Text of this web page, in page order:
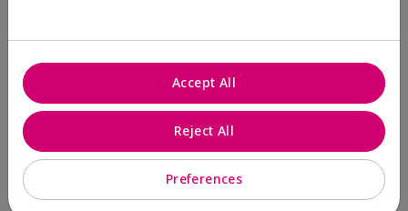
porDeb
marykay.com/en-us/
Comentarios sobre Mary Kay Unlimited® Lip
When first applied I loved the color and the gloss
finish. Unfortunately that didn't last very long. Had to
continuously reapply to maintain color and glossy
Preferences
Reject All
Accept All